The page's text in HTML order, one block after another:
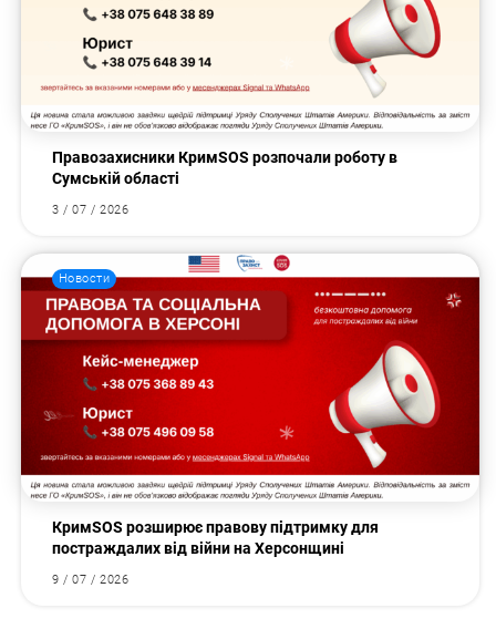
Правозахисники КримSOS розпочали роботу в
Сумській області
3 / 07 / 2026
Новости
КримSOS розширює правову підтримку для
постраждалих від війни на Херсонщині
9 / 07 / 2026